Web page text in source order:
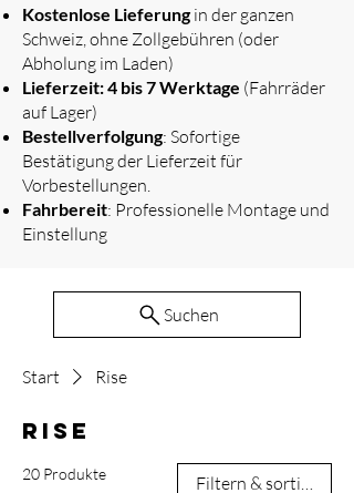
Kostenlose Lieferungin der ganzen
Schweiz, ohne Zollgebühren (oder
Abholung im Laden)
Lieferzeit: 4 bis 7 Werktage (Fahrräder
auf Lager)
Bestellverfolgung: Sofortige
Bestätigung der Lieferzeit für
Vorbestellungen.
Fahrbereit: Professionelle Montage und
Einstellung
Suchen
Start Rise
Rise
20 Produkte Filtern & sortieren